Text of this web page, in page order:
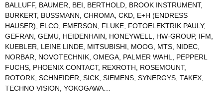
BALLUFF, BAUMER, BEI, BERTHOLD, BROOK INSTRUMENT,
BURKERT, BUSSMANN, CHROMA, CKD, E+H (ENDRESS
HAUSER), ELCO, EMERSON, FLUKE, FOTOELEKTRIK PAULY,
GEFRAN, GEMU, HEIDENHAIN, HONEYWELL, HW-GROUP, IFM,
KUEBLER, LEINE LINDE, MITSUBISHI, MOOG, MTS, NIDEC,
NORBAR, NOVOTECHNIK, OMEGA, PALMER WAHL, PEPPERL
FUCHS, PHOENIX CONTACT, REXROTH, ROSEMOUNT,
ROTORK, SCHNEIDER, SICK, SIEMENS, SYNERGYS, TAKEX,
TECHNO VISION, YOKOGAWA…